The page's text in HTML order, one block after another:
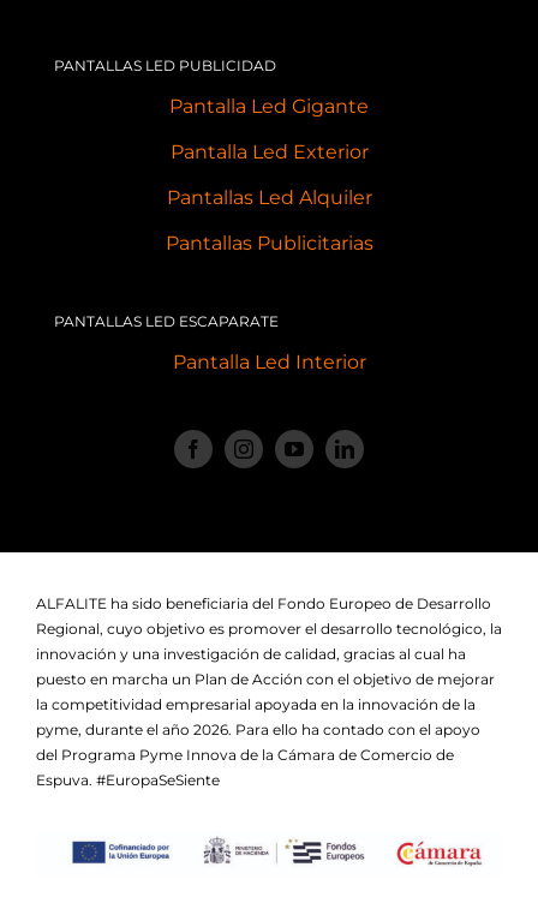
PANTALLAS LED PUBLICIDAD
Pantalla Led Gigante
Pantalla Led Exterior
Pantallas Led Alquiler
Pantallas Publicitarias
PANTALLAS LED ESCAPARATE
Pantalla Led Interior
ALFALITE ha sido beneficiaria del Fondo Europeo de Desarrollo
Regional, cuyo objetivo es promover el desarrollo tecnológico, la
innovación y una investigación de calidad, gracias al cual ha
puesto en marcha un Plan de Acción con el objetivo de mejorar
la competitividad empresarial apoyada en la innovación de la
pyme, durante el año 2026. Para ello ha contado con el apoyo
del Programa Pyme Innova de la Cámara de Comercio de
Espuva. #EuropaSeSiente